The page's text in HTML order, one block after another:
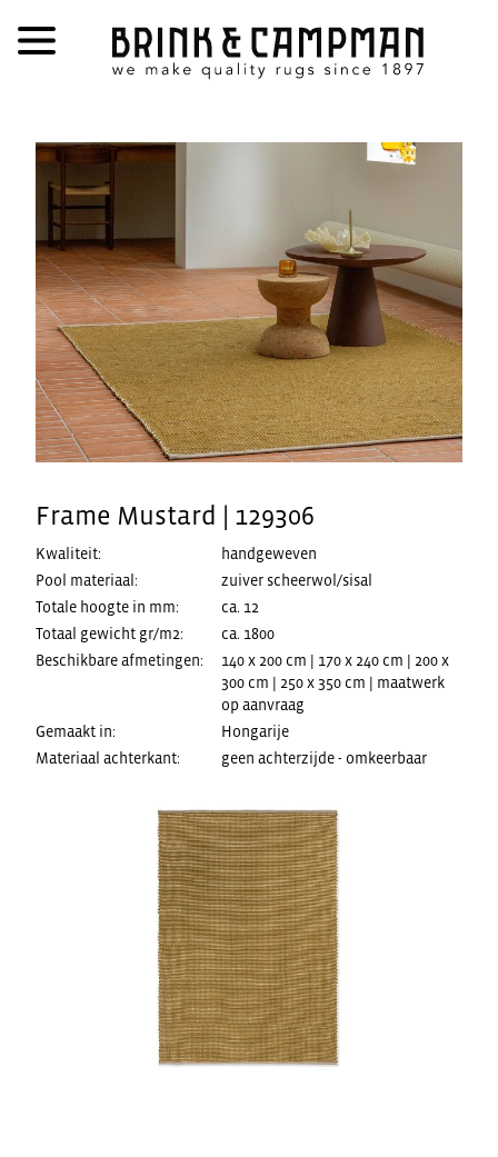
Frame Mustard | 129306
Kwaliteit:
handgeweven
Pool materiaal:
zuiver scheerwol/sisal
Totale hoogte in mm:
ca. 12
Totaal gewicht gr/m2:
ca. 1800
Beschikbare afmetingen:
140 x 200 cm | 170 x 240 cm | 200 x
300 cm | 250 x 350 cm | maatwerk
op aanvraag
Gemaakt in:
Hongarije
Materiaal achterkant:
geen achterzijde - omkeerbaar